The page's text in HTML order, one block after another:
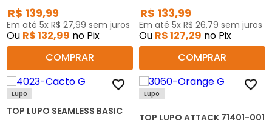
R$ 139,99
Em até 5x R$ 27,99 sem juros
Ou R$132,99 no Pix
COMPRAR
R$ 133,99
Em até 5x R$ 26,79 sem juros
Ou R$127,29 no Pix
COMPRAR
Lupo
TOP LUPO SEAMLESS BASIC
Lupo
TOP LUPO ATTACK 71401-001